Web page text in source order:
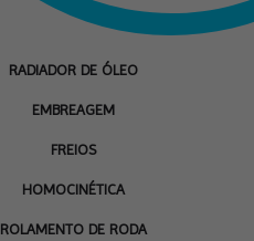
RADIADOR DE ÓLEO
EMBREAGEM
FREIOS
HOMOCINÉTICA
ROLAMENTO DE RODA